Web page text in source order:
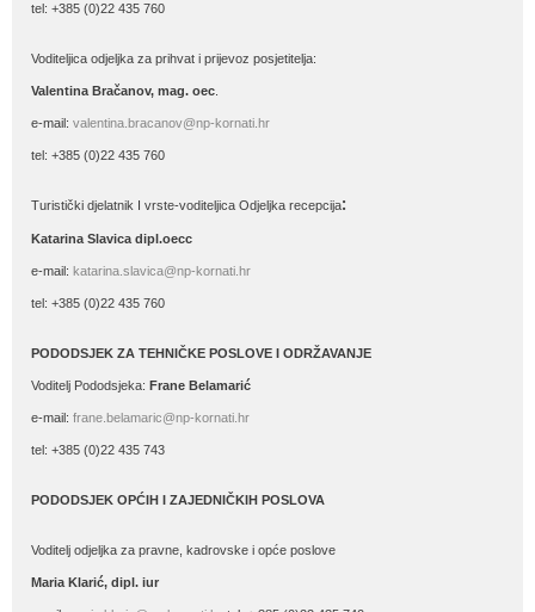
tel: +385 (0)22 435 760
Voditeljica odjeljka za prihvat i prijevoz posjetitelja:
Valentina Bračanov, mag. oec
e-mail: valentina.bracanov@np-kornati.hr
tel: +385 (0)22 435 760
Turistički djelatnik I vrste-voditeljica Odjeljka recepcija:
Katarina Slavica dipl.oecc
e-mail: katarina.slavica@np-kornati.hr
tel: +385 (0)22 435 760
PODODSJEK ZA TEHNIČKE POSLOVE I ODRŽAVANJE
Voditelj Pododsjeka: Frane Belamarić
e-mail: frane.belamaric@np-kornati.hr
tel: +385 (0)22 435 743
PODODSJEK OPĆIH I ZAJEDNIČKIH POSLOVA
Voditelj odjeljka za pravne, kadrovske i opće poslove
Maria Klarić, dipl. iur